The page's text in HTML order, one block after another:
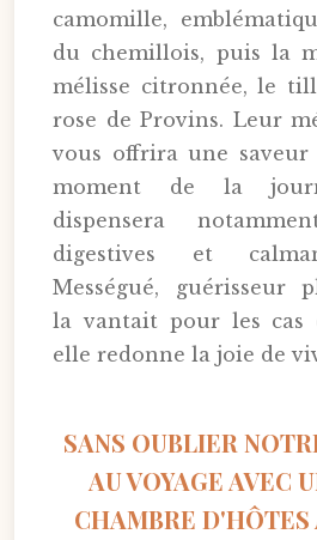
camomille,
du chemillois, puis la
mélisse citronnée, le
rose de Provins. Leur
vous offrira une saveur
moment de la
dispensera
digestives et
Mességué, guérisseur
la vantait pour les cas
elle redonne la joie de
SANS OUBLIER
AU VOYAGE AVEC
CHAMBRE D'HÔTES